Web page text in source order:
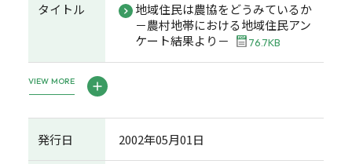
タイトル
地域住民は農協をどうみているか
－農村地帯における地域住民アン
ケート結果より－
76.7KB
VIEW MORE
発行日 2002年05月01日